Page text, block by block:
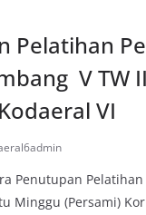
Pelatihan
V TW
VI
Penutupan
Minggu (Persami)